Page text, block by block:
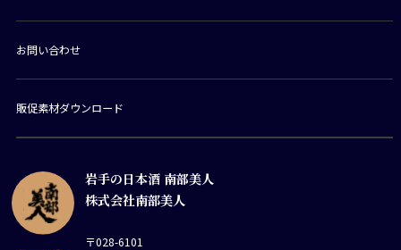
岩手の日本酒 南部美人
株式会社南部美人
〒028-6101
お問い合わせ
販促素材ダウンロード